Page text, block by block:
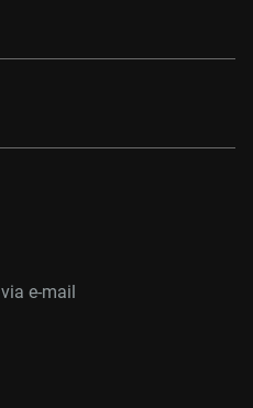
e-mail